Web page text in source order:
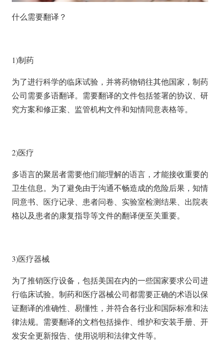
什么需要翻译？
1)制药
为了进行科学的临床试验，并将药物销往其他国家，制药
公司需要多语翻译。需要翻译的文件包括签署的协议、研
究方案和修正案、监管机构文件和知情同意表格等。
2)医疗
多语言的聚居者需要他们能理解的语言，才能接收重要的
卫生信息。为了避免由于沟通不畅造成的危险后果，知情
同意书、医疗记录、患者问卷、实验室检测结果、出院表
格以及患者的康复指导等文件的翻译便至关重要。
3)医疗器械
为了推销医疗设备，包括美国在内的一些国家要求公司进
行临床试验。制药和医疗器械公司都需要正确的术语以保
证翻译的准确性、易懂性，并符合各行业和国际标准和法
律法规。需要翻译的文档包括操作、维护和安装手册、开
发安全更新报告、使用说明和法律文件等。